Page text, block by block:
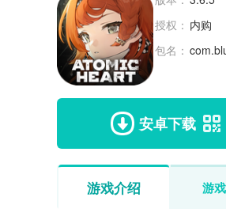
授权： 内购
包名：
安卓下载
游戏介绍 游